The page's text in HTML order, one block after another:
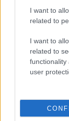
I want to
related to
I want to
related to
functionality
user